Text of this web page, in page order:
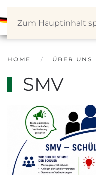
Zum Hauptinhalt
HOME ÜBER UNS
SMV